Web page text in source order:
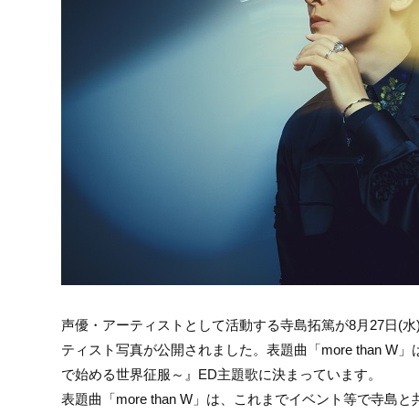
声優・アーティストとして活動する寺島拓篤が8月27日(
ティスト写真が公開されました。表題曲「more than W
で始める世界征服～』ED主題歌に決まっています。
表題曲「more than W」は、これまでイベント等で寺島